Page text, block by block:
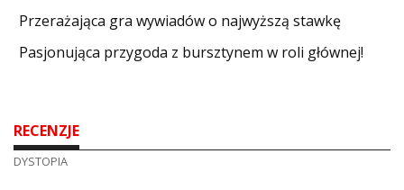
​Przerażająca gra wywiadów o najwyższą stawkę
Pasjonująca przygoda z bursztynem w roli głównej!
RECENZJE
DYSTOPIA